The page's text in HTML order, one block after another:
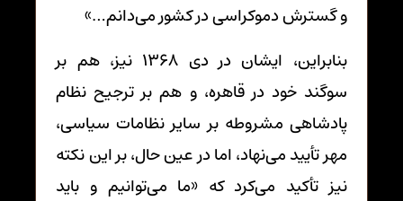
و گسترش دموکراسی در کشور می‌دانم…»
بنابراین، ایشان در دی 1368 نیز، هم بر
سوگند خود در قاهره، و هم بر ترجیح نظام
پادشاهی مشروطه بر سایر نظامات سیاسی،
مهر تأیید می‌نهاد، اما در عین حال، بر این نکته
نیز تأکید می‌کرد که «ما می‌توانیم و باید